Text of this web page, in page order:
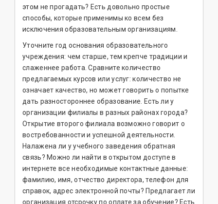
этом не прогадать? Есть довольно простые
способы, которые применимы ко всем без
исключения образовательным организациям.
Уточните год основания образовательного
учреждения: чем старше, тем крепче традиции и
слаженнее работа. Сравните количество
предлагаемых курсов или услуг: количество не
означает качество, но может говорить о попытке
дать разностороннее образование. Есть ли у
организации филиалы в разных районах города?
Открытие второго филиала возможно говорит о
востребованности и успешной деятельности.
Налажена ли у учебного заведения обратная
связь? Можно ли найти в открытом доступе в
интернете все необходимые контактные данные:
фамилию, имя, отчество директора, телефон для
справок, адрес электронной почты? Предлагает ли
организация отсрочку по оплате за обучение? Есть